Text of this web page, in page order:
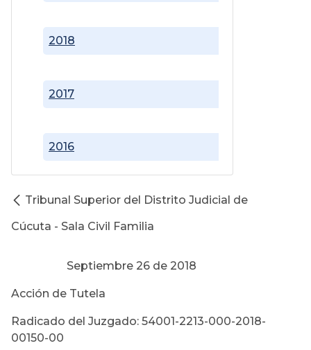
2016
2017
2018
Tribunal Superior del Distrito Judicial de
Cúcuta - Sala Civil Familia
Septiembre 26 de 2018
Acción de Tutela
Radicado del Juzgado: 54001-2213-000-2018-
00150-00